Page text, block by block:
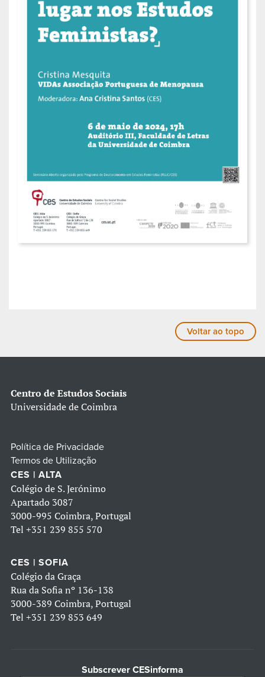
Voltar ao topo
Centro de Estudos Sociais
Universidade de Coimbra
Política de Privacidade
Termos de Utilização
CES | ALTA
Colégio de S. Jerónimo
Apartado 3087
3000-995 Coimbra, Portugal
Tel +351 239 855 570
CES | SOFIA
Colégio da Graça
Rua da Sofia nº 136-138
3000-389 Coimbra, Portugal
Tel +351 239 853 649
Subscrever CESinforma